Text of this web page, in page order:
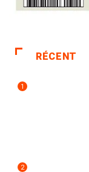
RÉCENT
1
2